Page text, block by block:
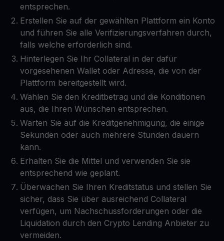
entsprechen.
Erstellen Sie auf der gewählten Plattform ein Konto
und führen Sie alle Verifizierungsverfahren durch,
falls welche erforderlich sind.
Hinterlegen Sie Ihr Collateral in der dafür
vorgesehenen Wallet oder Adresse, die von der
Plattform bereitgestellt wird.
Wählen Sie den Kreditbetrag und die Konditionen
aus, die Ihren Wünschen entsprechen.
Warten Sie auf die Kreditgenehmigung, die einige
Sekunden oder auch mehrere Stunden dauern
kann.
Erhalten Sie die Mittel und verwenden Sie sie
entsprechend wie geplant.
Überwachen Sie Ihren Kreditstatus und stellen Sie
sicher, dass Sie über ausreichend Collateral
verfügen, um Nachschussforderungen oder die
Liquidation durch den Crypto Lending Anbieter zu
vermeiden.